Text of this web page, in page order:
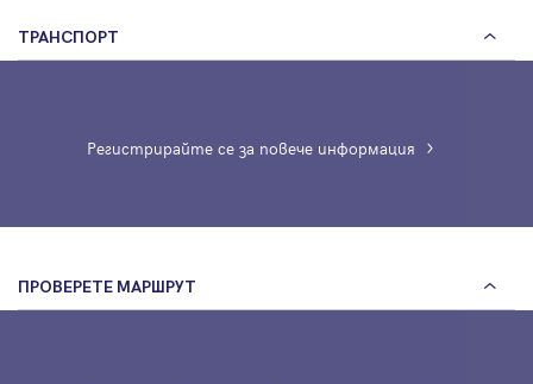
ТРАНСПОРТ
Регистрирайте се за повече информация
ПРОВЕРЕТЕ МАРШРУТ